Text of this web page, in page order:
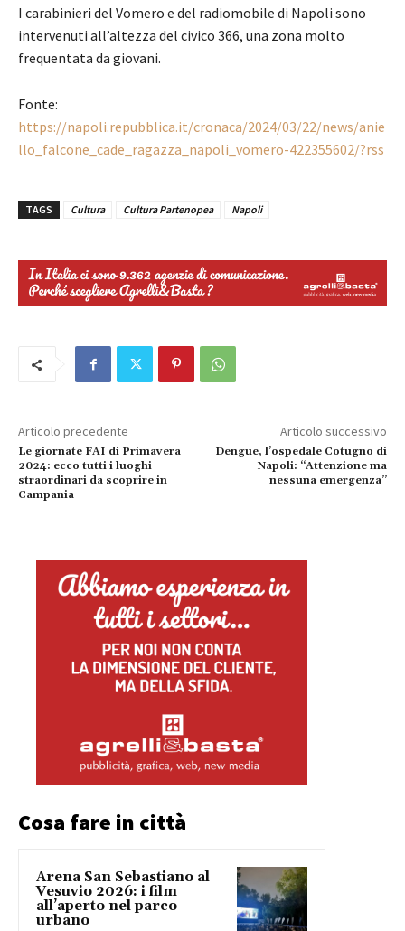
I carabinieri del Vomero e del radiomobile di Napoli sono
intervenuti all’altezza del civico 366, una zona molto
frequentata da giovani.
Fonte:
https://napoli.repubblica.it/cronaca/2024/03/22/news/anie
llo_falcone_cade_ragazza_napoli_vomero-422355602/?rss
TAGS Cultura Cultura Partenopea Napoli
Articolo precedente
Le giornate FAI di Primavera
2024: ecco tutti i luoghi
straordinari da scoprire in
Campania
Articolo successivo
Dengue, l’ospedale Cotugno di
Napoli: “Attenzione ma
nessuna emergenza”
Cosa fare in città
Arena San Sebastiano al
Vesuvio 2026: i film
all’aperto nel parco
urbano